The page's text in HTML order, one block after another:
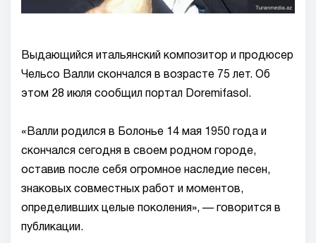
Выдающийся итальянский композитор и продюсер
Чельсо Валли скончался в возрасте 75 лет. Об
этом 28 июля сообщил портал Doremifasol.
«Валли родился в Болонье 14 мая 1950 года и
скончался сегодня в своем родном городе,
оставив после себя огромное наследие песен,
знаковых совместных работ и моментов,
определивших целые поколения», — говорится в
публикации.